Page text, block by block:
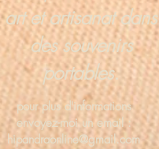
art et artisanat dans
des souvenirs
portables.
pour plus d'informations
envoyez-moi un email :
hipandraonline@gmail.com